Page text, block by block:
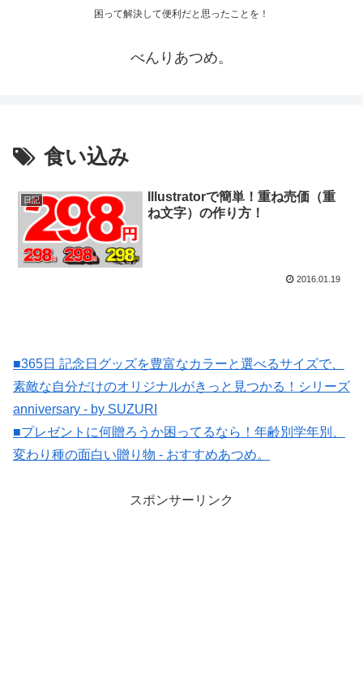
困って解決して便利だと思ったことを！
べんりあつめ。
食い込み
日記
Illustratorで簡単！重ね売価（重
ね文字）の作り方！
2016.01.19
■365日 記念日グッズを豊富なカラーと選べるサイズで、
素敵な自分だけのオリジナルがきっと見つかる！シリーズ
anniversary - by SUZURI
■プレゼントに何贈ろうか困ってるなら！年齢別学年別、
変わり種の面白い贈り物 - おすすめあつめ。
スポンサーリンク